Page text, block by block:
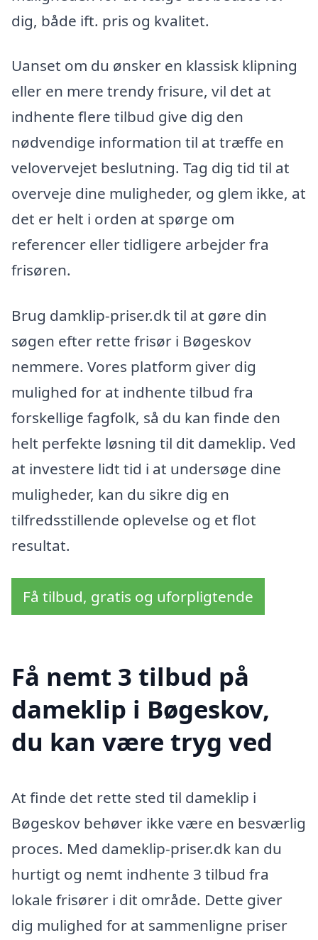
dig, både ift. pris og kvalitet.
Uanset om du ønsker en klassisk klipning
eller en mere trendy frisure, vil det at
indhente flere tilbud give dig den
nødvendige information til at træffe en
velovervejet beslutning. Tag dig tid til at
overveje dine muligheder, og glem ikke, at
det er helt i orden at spørge om
referencer eller tidligere arbejder fra
frisøren.
Brug damklip-priser.dk til at gøre din
søgen efter rette frisør i Bøgeskov
nemmere. Vores platform giver dig
mulighed for at indhente tilbud fra
forskellige fagfolk, så du kan finde den
helt perfekte løsning til dit dameklip. Ved
at investere lidt tid i at undersøge dine
muligheder, kan du sikre dig en
tilfredsstillende oplevelse og et flot
resultat.
Få tilbud, gratis og uforpligtende
Få nemt 3 tilbud på
dameklip i Bøgeskov,
du kan være tryg ved
At finde det rette sted til dameklip i
Bøgeskov behøver ikke være en besværlig
proces. Med dameklip-priser.dk kan du
hurtigt og nemt indhente 3 tilbud fra
lokale frisører i dit område. Dette giver
dig mulighed for at sammenligne priser